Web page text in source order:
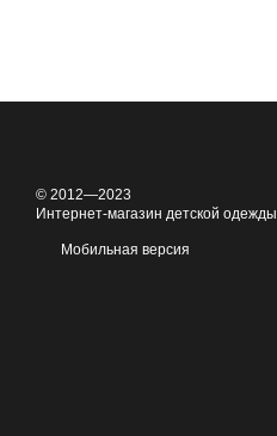
© 2012—2023
Интернет-магазин детской одежды
Мобильная версия